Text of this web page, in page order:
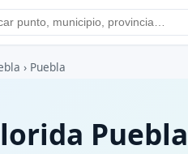
› Puebla
Puebla